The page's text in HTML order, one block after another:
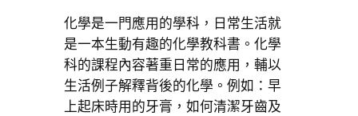
化學是一門應用的學科，日常生活就
是一本生動有趣的化學教科書。化學
科的課程內容著重日常的應用，輔以
生活例子解釋背後的化學。例如：早
上起床時用的牙膏，如何清潔牙齒及